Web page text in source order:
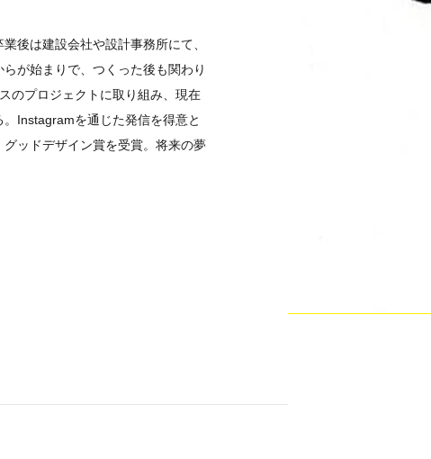
後は建設会社や設計事務所にて、
が始まりで、つくった後も関わり
のプロジェクトに取り組み、現在
Instagramを通じた発信を得意と
ッドデザイン賞を受賞。将来の夢